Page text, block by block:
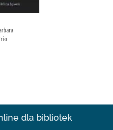
dla bibliotek